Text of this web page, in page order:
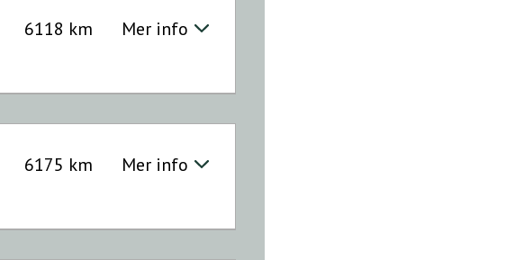
6118 km Mer info
6175 km Mer info